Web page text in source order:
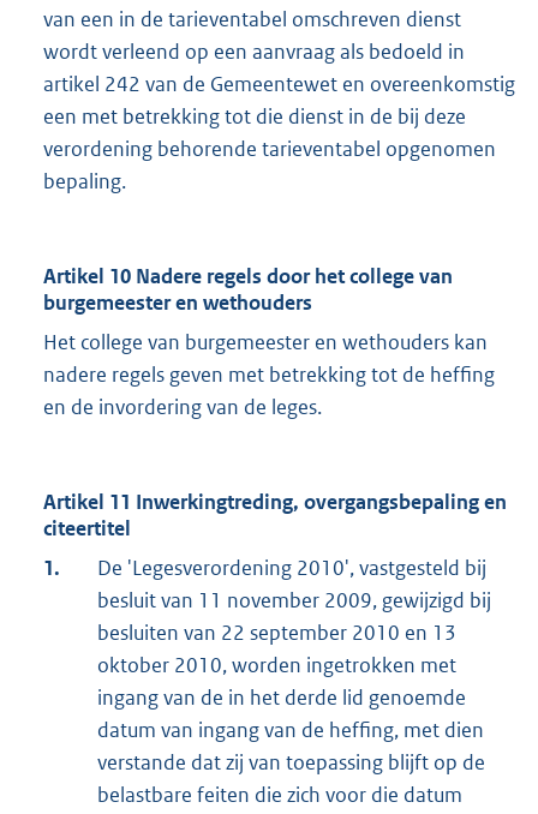
van een in de tarieventabel omschreven dienst
wordt verleend op een aanvraag als bedoeld in
artikel 242 van de Gemeentewet en overeenkomstig
een met betrekking tot die dienst in de bij deze
verordening behorende tarieventabel opgenomen
bepaling.
Artikel 10 Nadere regels door het college van
burgemeester en wethouders
Het college van burgemeester en wethouders kan
nadere regels geven met betrekking tot de heffing
en de invordering van de leges.
Artikel 11 Inwerkingtreding, overgangsbepaling en
citeertitel
1.
De 'Legesverordening 2010', vastgesteld bij
besluit van 11 november 2009, gewijzigd bij
besluiten van 22 september 2010 en 13
oktober 2010, worden ingetrokken met
ingang van de in het derde lid genoemde
datum van ingang van de heffing, met dien
verstande dat zij van toepassing blijft op de
belastbare feiten die zich voor die datum